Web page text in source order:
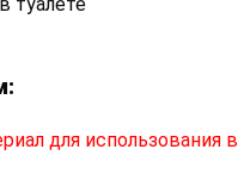
для использования в